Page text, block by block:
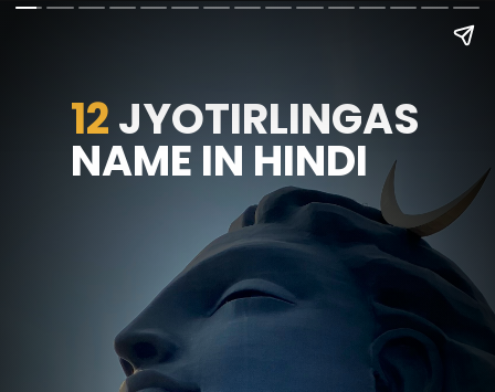
12JYOTIRLINGAS
NAME IN HINDI